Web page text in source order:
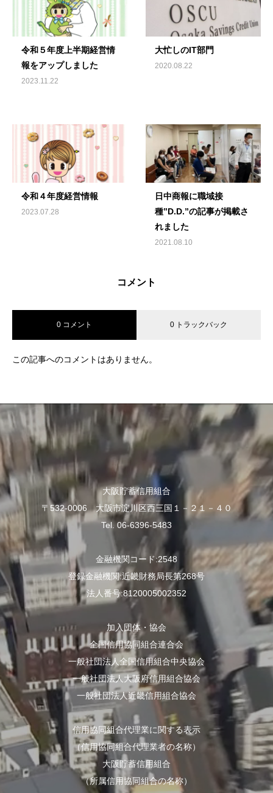
令和５年度上半期経営情
報をアップしました
2023.11.22
大忙しのIT部門
2020.08.22
令和４年度経営情報
2023.07.28
日中商報に職域接
種”D.D.”の記事が掲載さ
れました
2021.08.10
コメント
0 コメント 0 トラックバック
この記事へのコメントはありません。
大阪貯蓄信用組合
〒532-0006 大阪市淀川区西三国１－２１－４０
Tel. 06-6396-5483
金融機関コード:2548
登録金融機関:近畿財務局長第268号
法人番号:8120005002352
加入団体・協会
全国信用協同組合連合会
一般社団法人全国信用組合中央協会
一般社団法人大阪府信用組合協会
一般社団法人近畿信用組合協会
信用協同組合代理業に関する表示
（信用協同組合代理業者の名称）
大阪貯蓄信用組合
（所属信用協同組合の名称）